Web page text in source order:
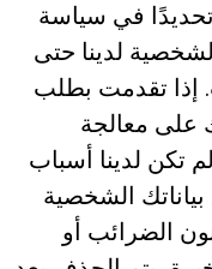
تحديدًا في سياسة
لدينا حتى
إذا تقدمت بطلب
معالجة
تكن لدينا أسباب
الشخصية
الضرائب أو